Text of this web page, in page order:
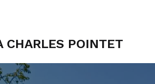
CHARLES POINTET